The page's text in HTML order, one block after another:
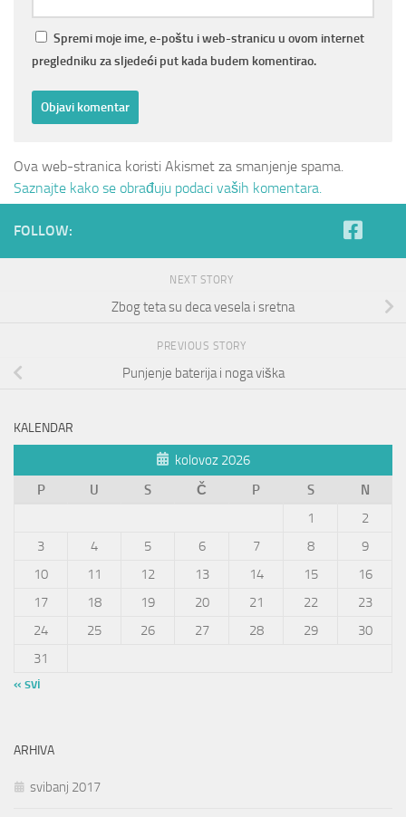
Spremi moje ime, e-poštu i web-stranicu u ovom internet
pregledniku za sljedeći put kada budem komentirao.
Ova web-stranica koristi Akismet za smanjenje spama.
Saznajte kako se obrađuju podaci vaših komentara.
FOLLOW:
NEXT STORY
Zbog teta su deca vesela i sretna
PREVIOUS STORY
Punjenje baterija i noga viška
KALENDAR
kolovoz 2026
P
U S Č P S
N
1
2
3
4 5 6 7 8
9
10
11 12 13 14 15
16
17
18 19 20 21 22
23
24
25 26 27 28 29
30
31
« svi
ARHIVA
svibanj 2017